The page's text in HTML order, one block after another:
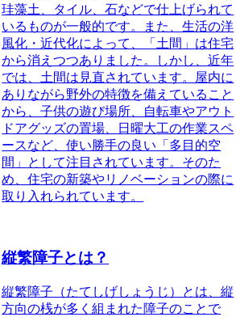
珪藻土、タイル、石などで仕上げられて
いるものが一般的です。また、生活の洋
風化・近代化によって、「土間」は住宅
から消えつつありました。しかし、近年
では、土間は見直されています。屋内に
ありながら野外の特徴を備えていること
から、子供の遊び場所、自転車やアウト
ドアグッズの置場、日曜大工の作業スペ
ースなど、使い勝手の良い「多目的空
間」として注目されています。そのた
め、住宅の新築やリノベーションの際に
取り入れられています。
縦繁障子とは？
縦繁障子（たてしげしょうじ）とは、縦
方向の桟が多く組まれた障子のこと で